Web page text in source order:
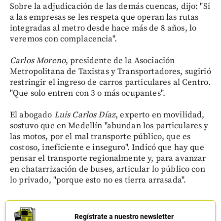
Sobre la adjudicación de las demás cuencas, dijo: "Si
a las empresas se les respeta que operan las rutas
integradas al metro desde hace más de 8 años, lo
veremos con complacencia".
Carlos Moreno, presidente de la Asociación
Metropolitana de Taxistas y Transportadores, sugirió
restringir el ingreso de carros particulares al Centro.
"Que solo entren con 3 o más ocupantes".
El abogado Luis Carlos Díaz, experto en movilidad,
sostuvo que en Medellín "abundan los particulares y
las motos, por el mal transporte público, que es
costoso, ineficiente e inseguro". Indicó que hay que
pensar el transporte regionalmente y, para avanzar
en chatarrización de buses, articular lo público con
lo privado, "porque esto no es tierra arrasada".
Regístrate a nuestro newsletter